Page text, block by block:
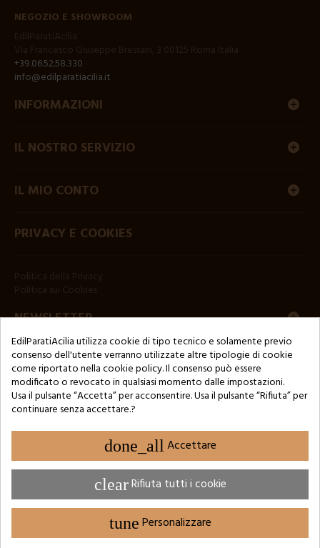
NEGOZIO E SHOWROOM
+39.06.52.58.330
info@edilparatiacilia.it
INFORMAZIONI
IL NOSTRO SERVIZIO
IL MIO CONTO
PRIVACY E COOKIES
NEWSLETTER
Copyright © 2024 by 3Enne s.r.l.s. P.IVA/C.F.: 13466181008
Numero di iscrizione REA: RM-1449325 - Registro delle Imprese di
Roma
Website Developed by M.Borzacchini - TestSide
IMPOSTAZIONE DEI COOKIE
EdilParatiAcilia utilizza cookie di tipo tecnico e solamente previo
consenso dell'utente verranno utilizzate altre tipologie di cookie
come riportato nella cookie policy. Il consenso può essere
modificato o revocato in qualsiasi momento dalle impostazioni.
Usa il pulsante “Accetta” per acconsentire. Usa il pulsante “Rifiuta” per
continuare senza accettare.?
done_all Accettare
clearRifiuta tutti i cookie
tunePersonalizzare